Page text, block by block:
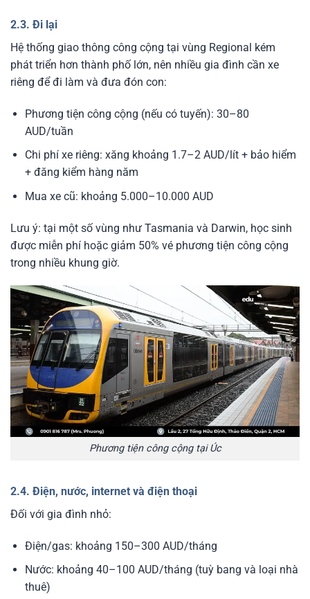
2.3. Đi lại
Hệ thống giao thông công cộng tại vùng Regional kém
phát triển hơn thành phố lớn, nên nhiều gia đình cần xe
riêng để đi làm và đưa đón con:
Phương tiện công cộng (nếu có tuyến): 30–80
AUD/tuần
Chi phí xe riêng: xăng khoảng 1.7–2 AUD/lít + bảo hiểm
+ đăng kiểm hàng năm
Mua xe cũ: khoảng 5.000–10.000 AUD
Lưu ý: tại một số vùng như Tasmania và Darwin, học sinh
được miễn phí hoặc giảm 50% vé phương tiện công cộng
trong nhiều khung giờ.
Phương tiện công cộng tại Úc
2.4. Điện, nước, internet và điện thoại
Đối với gia đình nhỏ:
Điện/gas: khoảng 150–300 AUD/tháng
Nước: khoảng 40–100 AUD/tháng (tuỳ bang và loại nhà
thuê)